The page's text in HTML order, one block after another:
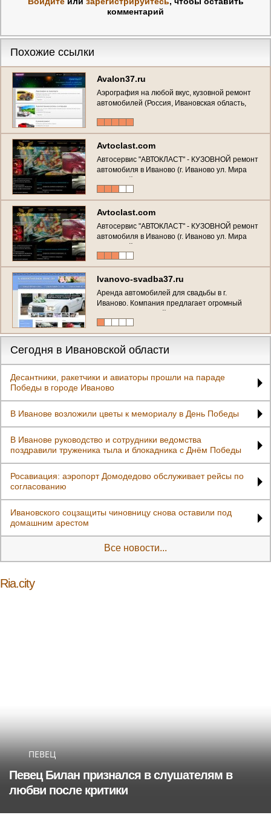
комментарий
Похожие ссылки
Avalon37.ru
Аэрография на любой вкус, кузовной ремонт
автомобилей (Россия, Ивановская область,
Avtoclast.com
Автосервис "АВТОКЛАСТ" - КУЗОВНОЙ ремонт
автомобиля в Иваново (г. Иваново ул. Мира
стр. 4 (район меланжевого комбината), Тел. :
Avtoclast.com
Автосервис "АВТОКЛАСТ" - КУЗОВНОЙ ремонт
автомобиля в Иваново (г. Иваново ул. Мира
стр. 4 (район меланжевого комбината), Тел. :
Ivanovo-svadba37.ru
Аренда автомобилей для свадьбы в г.
Иваново. Компания предлагает огромный
выбор автомобилей Premium класса в г.
Ярославль - джипы, седаны, лимузины,
микроавтобусы, ретро-автомобили.
Сегодня в Ивановской области
Десантники, ракетчики и авиаторы прошли на параде
Победы в городе Иваново
В Иванове возложили цветы к мемориалу в День Победы
В Иванове руководство и сотрудники ведомства
поздравили труженика тыла и блокадника с Днём Победы
Росавиация: аэропорт Домодедово обслуживает рейсы по
согласованию
Ивановского соцзащиты чиновницу снова оставили под
домашним арестом
Все новости...
Ria.city
ПЕВЕЦ
Певец Билан признался в слушателям в
любви после критики